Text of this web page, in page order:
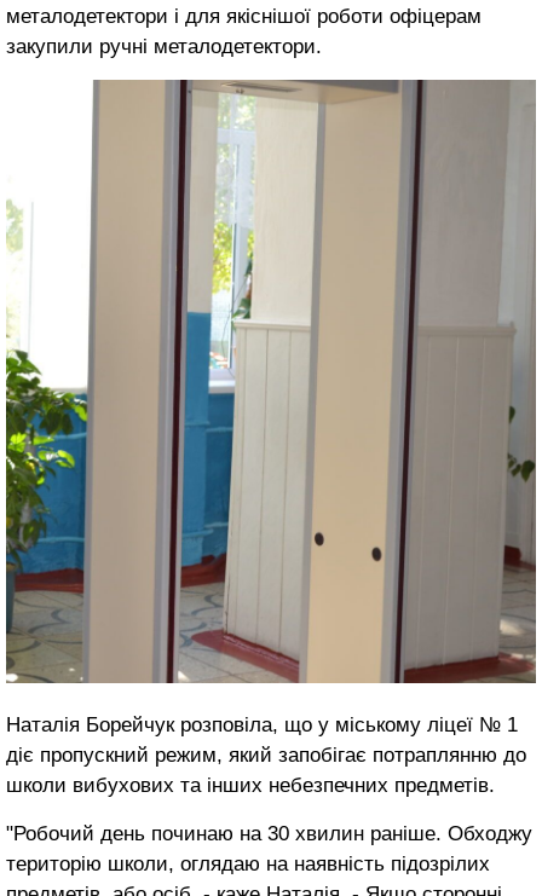
металодетектори і для якіснішої роботи офіцерам
закупили ручні металодетектори.
Наталія Борейчук розповіла, що у міському ліцеї № 1
діє пропускний режим, який запобігає потраплянню до
школи вибухових та інших небезпечних предметів.
"Робочий день починаю на 30 хвилин раніше. Обходжу
територію школи, оглядаю на наявність підозрілих